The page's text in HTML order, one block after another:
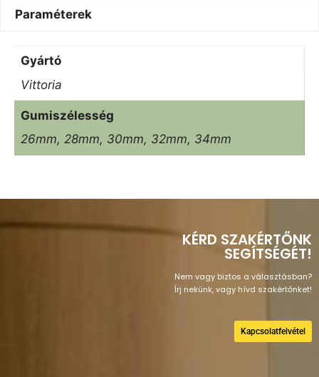
Paraméterek
Gyártó
Vittoria
Gumiszélesség
26mm, 28mm, 30mm, 32mm, 34mm
KÉRD SZAKÉRTŐNK
SEGÍTSÉGÉT!
Nem vagy biztos a választásban?
Írj nekünk, vagy hívd szakértőnket!
Kapcsolatfelvétel